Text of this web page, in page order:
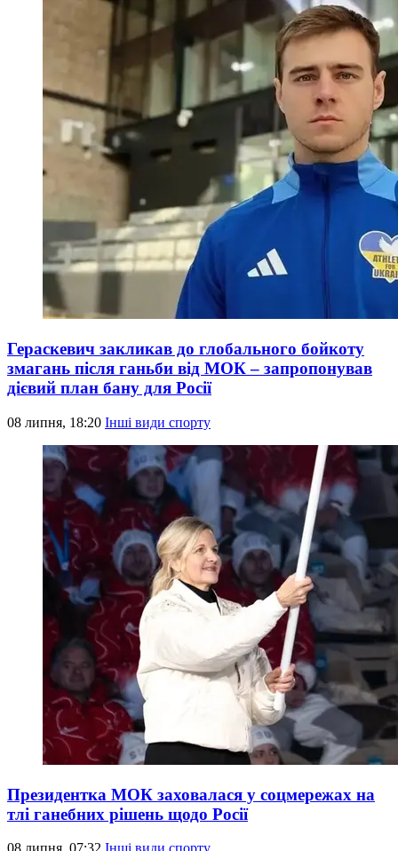
Гераскевич закликав до глобального бойкоту
змагань після ганьби від МОК – запропонував
дієвий план бану для Росії
08 липня, 18:20 Інші види спорту
Президентка МОК заховалася у соцмережах на
тлі ганебних рішень щодо Росії